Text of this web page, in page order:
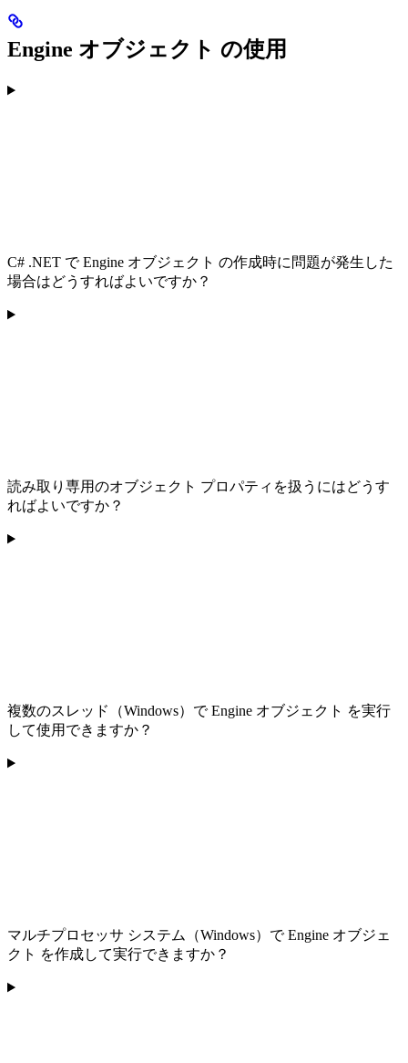
Engine オブジェクト の使用
C# .NET で Engine オブジェクト の作成時に問題が発生した
場合はどうすればよいですか？
読み取り専用のオブジェクト プロパティを扱うにはどうす
ればよいですか？
複数のスレッド（Windows）で Engine オブジェクト を実行
して使用できますか？
マルチプロセッサ システム（Windows）で Engine オブジェ
クト を作成して実行できますか？